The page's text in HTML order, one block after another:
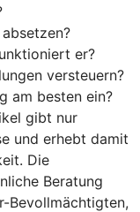
er?
versteuern?
am besten ein?
gibt nur
und erhebt damit
Die
Beratung
Bevollmächtigten,